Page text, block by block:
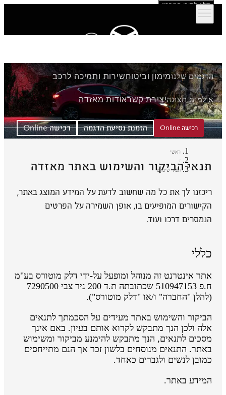
דלג לתוכן המרכזי
הדגמים שלנומימון וביטוחשירות ותמיכה לרכב
אולמות תצוגהיצירת קשראודות מאזדה
רכישה Online הזמנת נסיעת הדגמה רכישה Online
ראשי
תנאי שימוש
תנאי הביקור והשימוש באתר מאזדה
ריכזנו לך את כל מה שחשוב לדעת על המידע המוצג באתר,
הקישורים המופיעים בו, אופן השמירה על הפרטים
הנמסרים דרכו ועוד.
כללי
אתר אינטרנט זה מנוהל ומופעל על-ידי דלק מוטורס בע"מ
ח.פ 510947153 שכתובתה ת.ד 200 ניר צבי 7290500
(להלן "החברה" ו/או "דלק מוטורס").
הביקור והשימוש באתר מעידים על הסכמתך לתנאים
אלה ולכן הנך מתבקש לקרוא אותם בעיון. באם אינך
מסכים לתנאים, הנך מתבקש להימנע מביקור ומשימוש
באתר. התנאים מנוסחים בלשון זכר אך הנם מתייחסים
כמובן לנשים ולגברים כאחד.
המידע באתר.